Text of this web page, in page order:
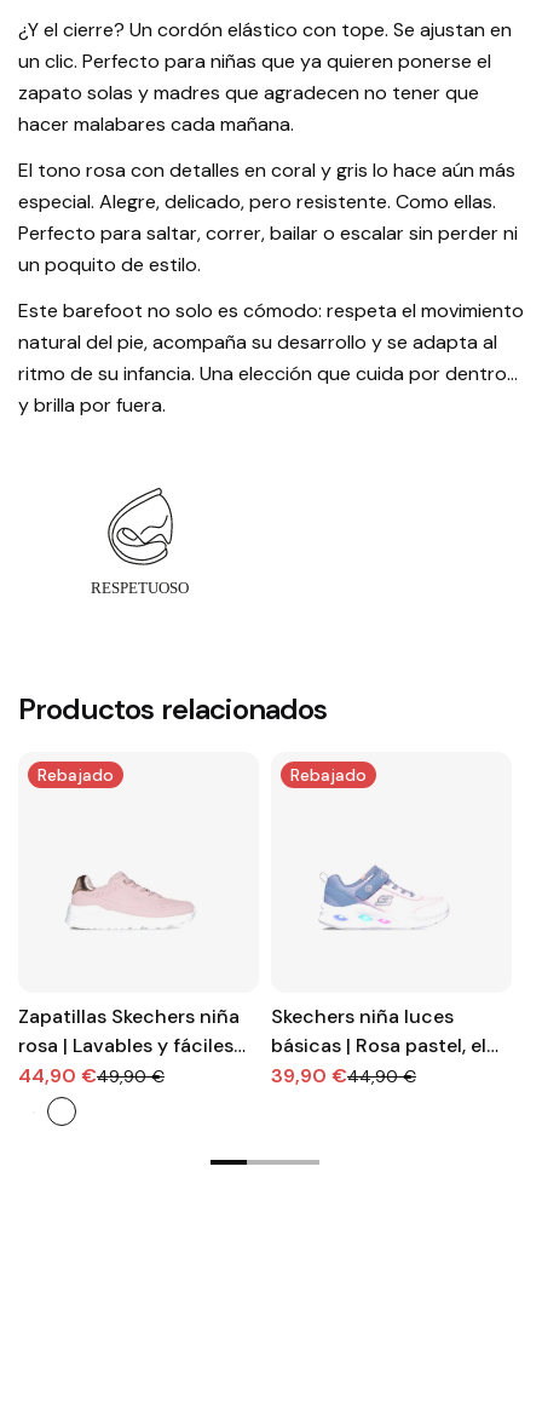
¿Y el cierre? Un cordón elástico con tope. Se ajustan en
un clic. Perfecto para niñas que ya quieren ponerse el
zapato solas y madres que agradecen no tener que
hacer malabares cada mañana.
El tono rosa con detalles en coral y gris lo hace aún más
especial. Alegre, delicado, pero resistente. Como ellas.
Perfecto para saltar, correr, bailar o escalar sin perder ni
un poquito de estilo.
Este barefoot no solo es cómodo: respeta el movimiento
natural del pie, acompaña su desarrollo y se adapta al
ritmo de su infancia. Una elección que cuida por dentro…
y brilla por fuera.
Productos relacionados
Rebajado
Zapatillas Skechers niña
rosa | Lavables y fáciles
de poner
44,90 €49,90 €
Rebajado
Skechers niña luces
básicas | Rosa pastel, el
zapato del día a día
39,90 €44,90 €